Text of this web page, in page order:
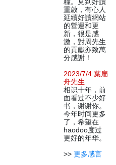
重啟，有心人
延續好讀網站
的營運和更
新，很是感
激，對周先生
的貢獻亦致萬
分感謝！
2023/7/4 葉扁
舟先生
相识十年，前
面看过不少好
书，谢谢你。
今年时间更多
了，希望在
haodoo度过
更好的年华。
>> 更多感言